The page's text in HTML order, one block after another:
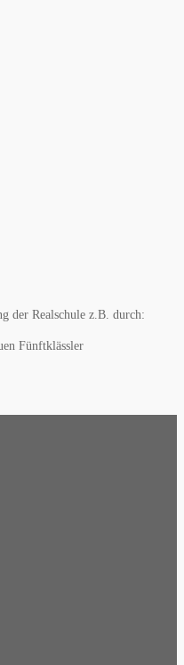
der Realschule z.B. durch:
Fünftklässler